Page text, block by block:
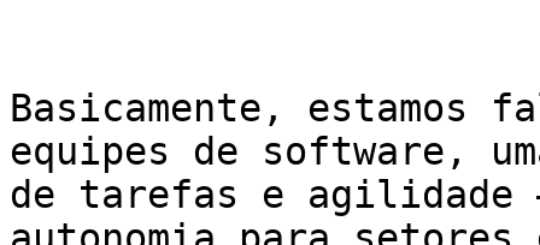
Basicamente, estamos
equipes de software,
de tarefas e agilidade